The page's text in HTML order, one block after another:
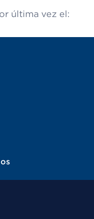
última vez el: